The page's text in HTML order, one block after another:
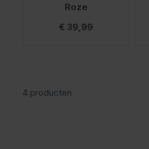
Roze
€ 39,99
4 producten